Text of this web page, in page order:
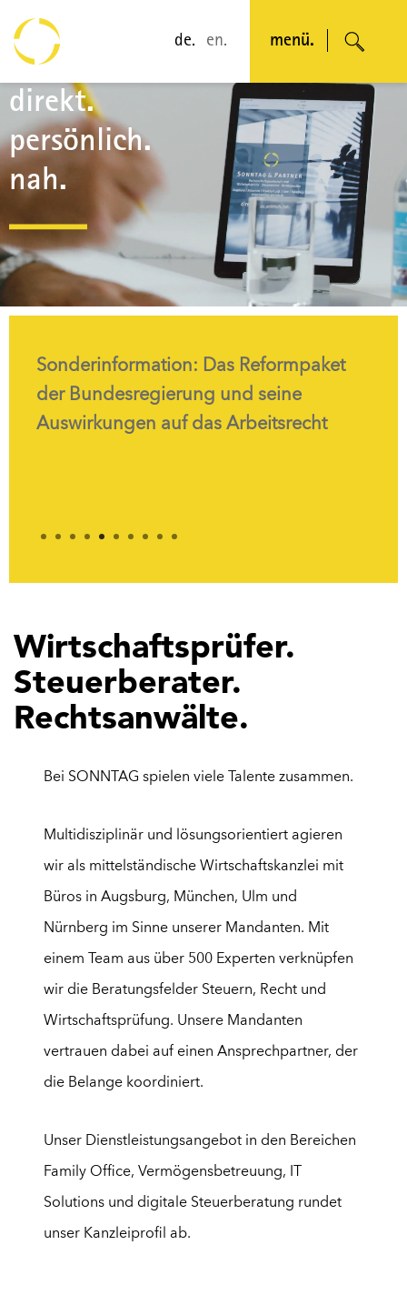
de. en. menü.
Video-
direkt.
persönlich.
nah.
Sonderinformation: Das Reformpaket
der Bundesregierung und seine
Auswirkungen auf das Arbeitsrecht
1 2 3 4 5 6 7 8 9
Wirtschaftsprüfer.
Steuerberater.
Rechtsanwälte.
Bei SONNTAG spielen viele Talente zusammen.
Multidisziplinär und lösungsorientiert agieren
wir als mittelständische Wirtschaftskanzlei mit
Büros in Augsburg, München, Ulm und
Nürnberg im Sinne unserer Mandanten. Mit
einem Team aus über 500 Experten verknüpfen
wir die Beratungsfelder Steuern, Recht und
Wirtschaftsprüfung. Unsere Mandanten
vertrauen dabei auf einen Ansprechpartner, der
die Belange koordiniert.
Unser Dienstleistungsangebot in den Bereichen
Family Office, Vermögensbetreuung,
Solutions und digitale Steuerberatung rundet
unser Kanzleiprofil ab.